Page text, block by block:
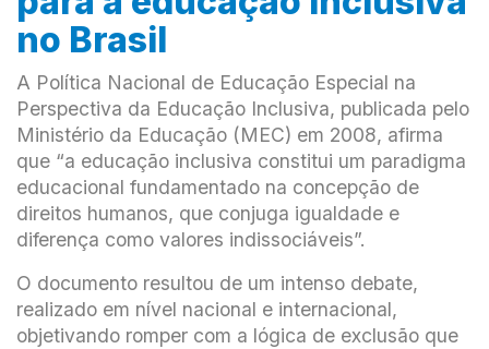
no Brasil
A Política Nacional de Educação Especial na
Perspectiva da Educação Inclusiva, publicada pelo
Ministério da Educação (MEC) em 2008, afirma
que “a educação inclusiva constitui um paradigma
educacional fundamentado na concepção de
direitos humanos, que conjuga igualdade e
diferença como valores indissociáveis”.
O documento resultou de um intenso debate,
realizado em nível nacional e internacional,
objetivando romper com a lógica de exclusão que